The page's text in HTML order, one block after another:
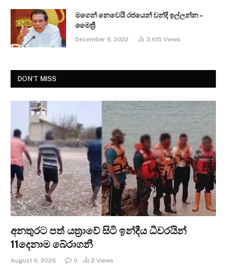
මගෙන් නෙවෙයි රජයෙන් වන්දි ඉල්ලන්න –
මෛත්‍රී
December 6, 2022 3,615 Views
DON'T MISS
අනතුරට පත් යත්‍රාවේ සිටි ඉන්දීය ධීවරයින්
11දෙනාම බේරාගනී
August 6, 2026 0 2 Views